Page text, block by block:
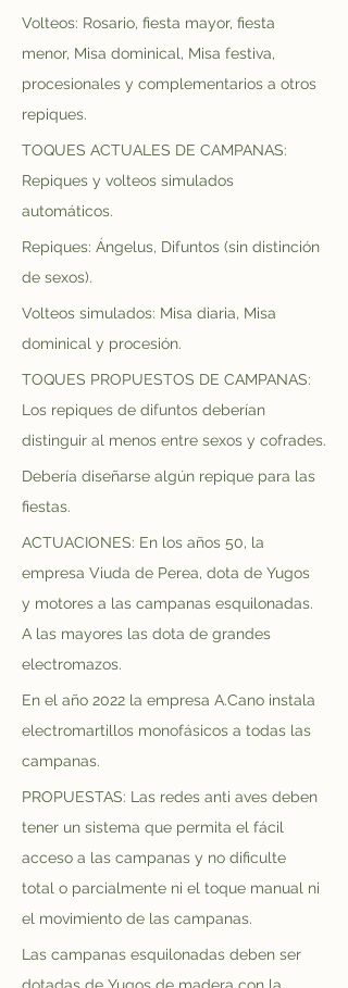
Volteos: Rosario, fiesta mayor, fiesta
menor, Misa dominical, Misa festiva,
procesionales y complementarios a otros
repiques.
TOQUES ACTUALES DE CAMPANAS:
Repiques y volteos simulados
automáticos.
Repiques: Ángelus, Difuntos (sin distinción
de sexos).
Volteos simulados: Misa diaria, Misa
dominical y procesión.
TOQUES PROPUESTOS DE CAMPANAS:
Los repiques de difuntos deberían
distinguir al menos entre sexos y cofrades.
Debería diseñarse algún repique para las
fiestas.
ACTUACIONES: En los años 50, la
empresa Viuda de Perea, dota de Yugos
y motores a las campanas esquilonadas.
A las mayores las dota de grandes
electromazos.
En el año 2022 la empresa A.Cano instala
electromartillos monofásicos a todas las
campanas.
PROPUESTAS: Las redes anti aves deben
tener un sistema que permita el fácil
acceso a las campanas y no dificulte
total o parcialmente ni el toque manual ni
el movimiento de las campanas.
Las campanas esquilonadas deben ser